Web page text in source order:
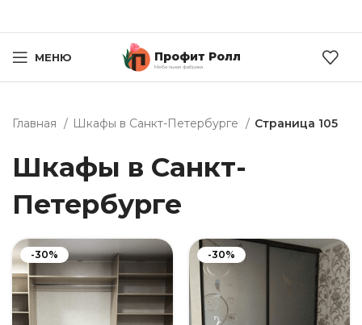
МЕНЮ Профит Ролл
Мебельная фабрика
Главная Шкафы в Санкт-Петербурге Страница 105
Шкафы в Санкт-
Петербурге
-30% -30%